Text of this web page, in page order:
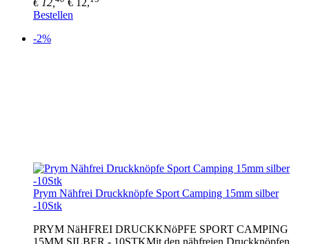
€ 12, € 12,
Bestellen
-2%
Prym Nähfrei Druckknöpfe Sport Camping 15mm silber
-10Stk
PRYM NäHFREI DRUCKKNöPFE SPORT CAMPING